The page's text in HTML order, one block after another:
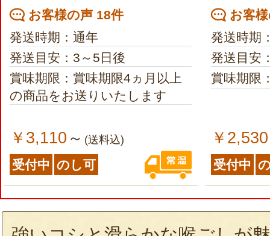
お客様の声 18件
発送時期：通年
発送目安：3～5日後
賞味期限：賞味期限4ヵ月以上
の商品をお送りいたします
￥3,110 ～ (送料込)
受付中 のし可
お客
発送時期
発送目安
賞味期限
￥2,530
受付中